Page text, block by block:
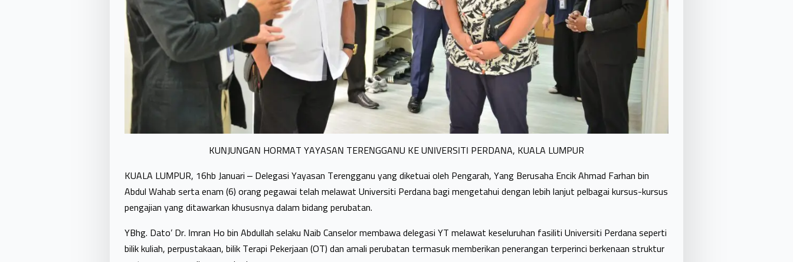
KUNJUNGAN HORMAT YAYASAN TERENGGANU KE UNIVERSITI PERDANA, KUALA LUMPUR
KUALA LUMPUR, 16hb Januari – Delegasi Yayasan Terengganu yang diketuai oleh Pengarah, Yang Berusaha Encik Ahmad Farhan bin
Abdul Wahab serta enam (6) orang pegawai telah melawat Universiti Perdana bagi mengetahui dengan lebih lanjut pelbagai kursus-kursus
pengajian yang ditawarkan khususnya dalam bidang perubatan.
YBhg. Dato’ Dr. Imran Ho bin Abdullah selaku Naib Canselor membawa delegasi YT melawat keseluruhan fasiliti Universiti Perdana seperti
bilik kuliah, perpustakaan, bilik Terapi Pekerjaan (OT) dan amali perubatan termasuk memberikan penerangan terperinci berkenaan struktur